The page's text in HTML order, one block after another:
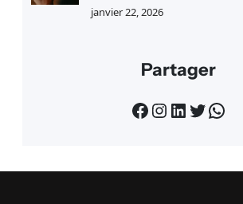
janvier 22, 2026
Partager
Facebook InstagramLinkedIn Twitter WhatsApp